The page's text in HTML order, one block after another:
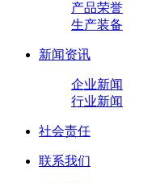
产品荣誉
生产装备
新闻资讯
企业新闻
行业新闻
社会责任
联系我们